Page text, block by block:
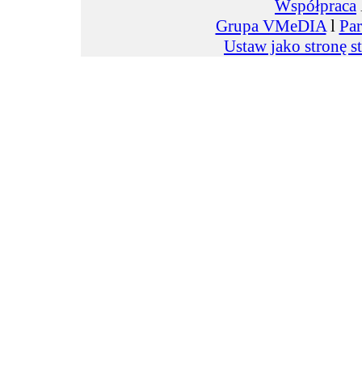
Współpraca
Grupa VMeDIAl
Ustaw jako stronę